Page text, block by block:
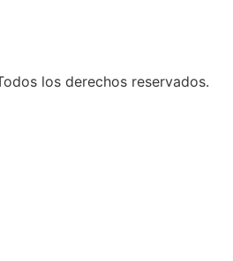
los derechos reservados.